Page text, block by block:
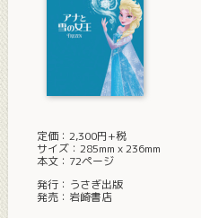
定価：2,300円+税
サイズ：285mmｘ236mm
本文：72ページ
発行：うさぎ出版
発売：岩崎書店